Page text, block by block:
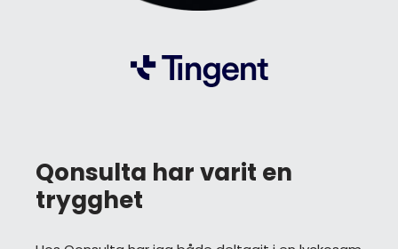
Qonsulta har varit en
trygghet